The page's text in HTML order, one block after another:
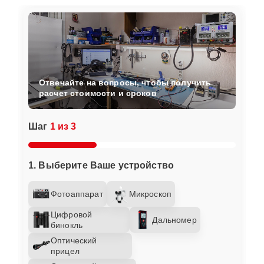
Шаг 1 из 3
1. Выберите Ваше устройство
Фотоаппарат Микроскоп
Цифровой
бинокль
Дальномер
Оптический
прицел
Отвечайте на вопросы, чтобы получить
расчет стоимости и сроков